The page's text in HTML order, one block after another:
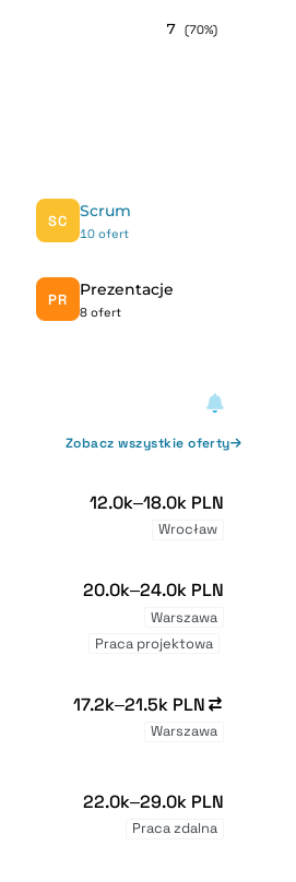
7 (70%)
SC
Scrum
10 ofert
PR
Prezentacje
8 ofert
Zobacz wszystkie oferty
12.0k–18.0k PLN
Wrocław
20.0k–24.0k PLN
Warszawa
Praca projektowa
17.2k–21.5k PLN
Warszawa
22.0k–29.0k PLN
Praca zdalna